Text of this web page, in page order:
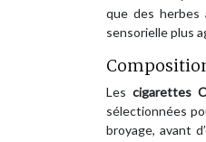
que des herbes
sensorielle plus
Lescigarettes
sélectionnées
broyage, avant